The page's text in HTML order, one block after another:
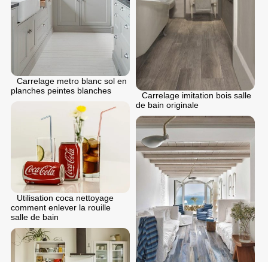
Carrelage imitation bois salle
de bain originale
Carrelage metro blanc sol en
planches peintes blanches
Utilisation coca nettoyage
comment enlever la rouille
salle de bain